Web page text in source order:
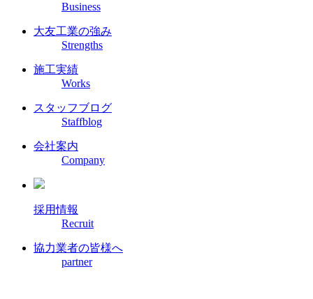
Business
大友工業の強み
Strengths
施工実績
Works
スタッフブログ
Staffblog
会社案内
Company
採用情報
Recruit
協力業者の皆様へ
partner